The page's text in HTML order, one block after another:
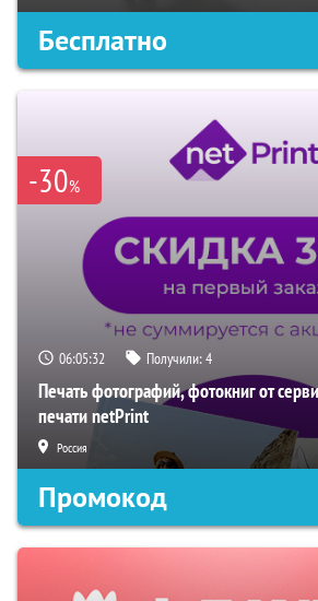
Бесплатно
-30%
06:05:31 Получили:4
Печать фотографий, фотокниг от
печати netPrint
Россия
Промокод